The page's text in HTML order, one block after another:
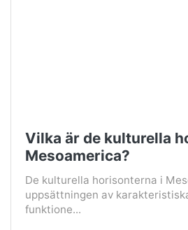
Vilka är de kulturella
Mesoamerica?
De kulturella horisonterna i
uppsättningen av
funktione...